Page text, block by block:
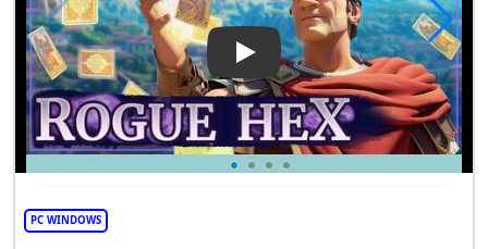
Play Video: Rogue Hex
PC WINDOWS